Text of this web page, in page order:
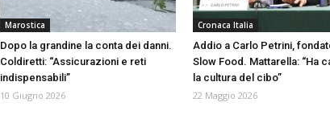
Marostica
Dopo la grandine la conta dei danni.
Coldiretti: “Assicurazioni e reti
indispensabili”
10 Giugno 2026
Cronaca Italia
Addio a Carlo Petrini,
Slow Food. Mattarella: “Ha
la cultura del cibo”
22 Maggio 2026